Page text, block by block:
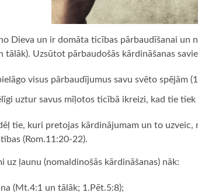
Dieva un ir domāta ticības pārbaudīšanai
tālāk). Uzsūtot pārbaudošās kārdināšanas
visus pārbaudījumus savu svēto spējām
uztur savus mīļotos ticībā ikreizi, kad tie
tie, kuri pretojas kārdinājumam un to uzveic,
(Rom.11:20-22).
uz ļaunu (nomaldinošās kārdināšanas) nāk:
(Mt.4:1 un tālāk; 1.Pēt.5:8);